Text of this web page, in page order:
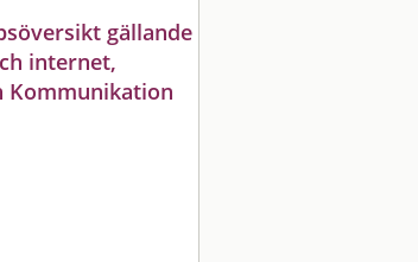
gällande
internet,
Kommunikation